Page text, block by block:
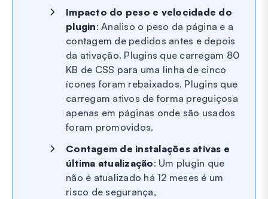
Impacto do peso e velocidade do
plugin: Analiso o peso da página e a
contagem de pedidos antes e depois
da ativação. Plugins que carregam 80
KB de CSS para uma linha de cinco
ícones foram rebaixados. Plugins que
carregam ativos de forma preguiçosa
apenas em páginas onde são usados
foram promovidos.
Contagem de instalações ativas e
última atualização: Um plugin que
não é atualizado há 12 meses é um
risco de segurança,